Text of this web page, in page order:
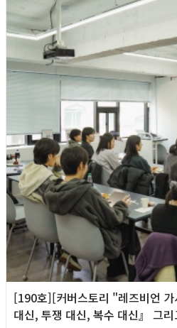
[190호][커버스토리 "레즈비언
대신, 투쟁 대신, 복수 대신』 그리